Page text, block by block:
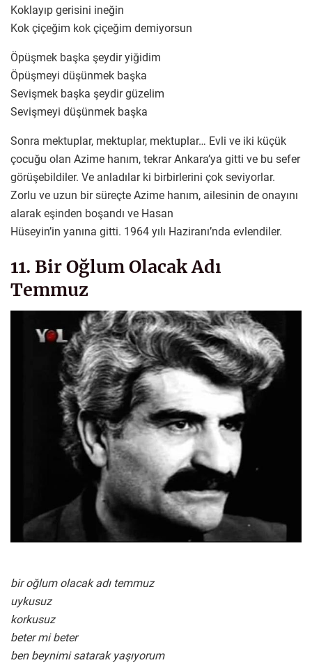
Koklayıp gerisini ineğin
Kok çiçeğim kok çiçeğim demiyorsun
Öpüşmek başka şeydir yiğidim
Öpüşmeyi düşünmek başka
Sevişmek başka şeydir güzelim
Sevişmeyi düşünmek başka
Sonra mektuplar, mektuplar, mektuplar… Evli ve iki küçük
çocuğu olan Azime hanım, tekrar Ankara’ya gitti ve bu sefer
görüşebildiler. Ve anladılar ki birbirlerini çok seviyorlar.
Zorlu ve uzun bir süreçte Azime hanım, ailesinin de onayını
alarak eşinden boşandı ve Hasan
Hüseyin’in yanına gitti. 1964 yılı Haziranı’nda evlendiler.
11. Bir Oğlum Olacak Adı
Temmuz
bir oğlum olacak adı temmuz
uykusuz
korkusuz
beter mi beter
ben beynimi satarak yaşıyorum